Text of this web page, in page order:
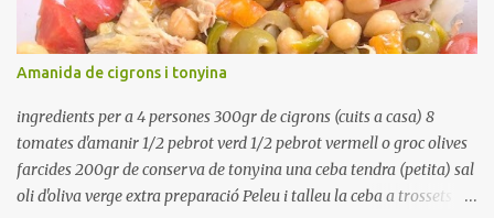
hora i mitja. Saleu 10 minuts abans de retirar del foc. Heu de veure
vosaltres el moment en que ja estan cuites. Anotacions Deixeu
refredar en la mateixa olla. El caldo de coure els fesols, es pot
utilitzar per una crema o sopa. Ingredientes judias -agua -sal
Preparación Ponga las judías a r...
Amanida de cigrons i tonyina
ingredients per a 4 persones 300gr de cigrons (cuits a casa) 8
tomates d'amanir 1/2 pebrot verd 1/2 pebrot vermell o groc olives
farcides 200gr de conserva de tonyina una ceba tendra (petita) sal
oli d'oliva verge extra preparació Peleu i talleu la ceba a trossets i